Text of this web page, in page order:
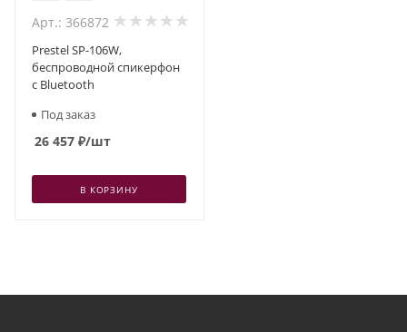
Арт.: 366872
Prestel SP-106W,
беспроводной спикерфон
с Bluetooth
Под заказ
26 457 ₽/шт
В КОРЗИНУ